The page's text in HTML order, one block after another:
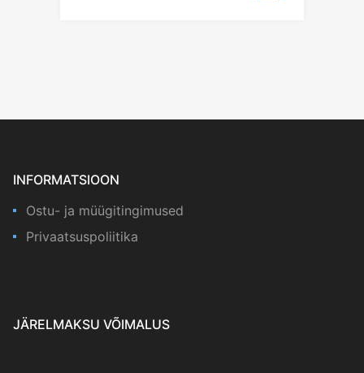
INFORMATSIOON
Ostu- ja müügitingimused
Privaatsuspoliitika
JÄRELMAKSU VÕIMALUS